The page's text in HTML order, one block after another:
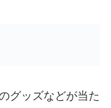
グッズなどが当た